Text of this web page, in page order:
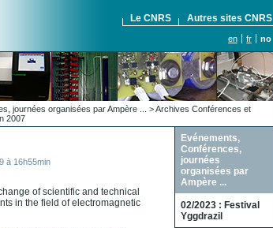
Le CNRS Autres sites CNRS
en fr no
journées organisées par Ampère ... >Archives Conférences et
2007
Evénements,
Conférences,
journées
organisées par
Ampère ...
02/2023 : Festival
Yggdrazil
à 16h55min
of scientific and technical
in the field of electromagnetic